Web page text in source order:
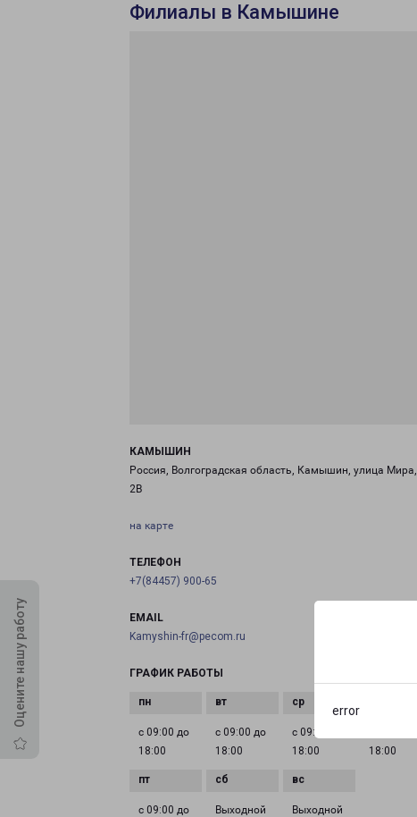
error
Оцените нашу работу
Филиалы в Камышине
КАМЫШИН
Россия, Волгоградская область, Камышин, улица Мира,
2В
на карте
ТЕЛЕФОН
+7(84457) 900-65
EMAIL
Kamyshin-fr@pecom.ru
ГРАФИК РАБОТЫ
с 09:00 до
18:00
с 09:00 до
18:00
с 09:00 до
18:00
18:00
с 09:00 до
Выходной Выходной